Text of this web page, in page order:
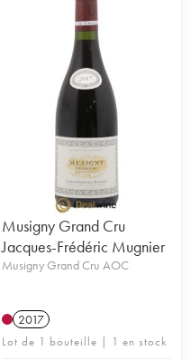
Musigny Grand Cru
Jacques-Frédéric Mugnier
Musigny Grand Cru AOC
2017
Lot de 1 bouteille | 1 en stock